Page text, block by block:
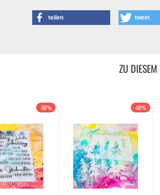
teilen tweet
ZU
-50% -50%